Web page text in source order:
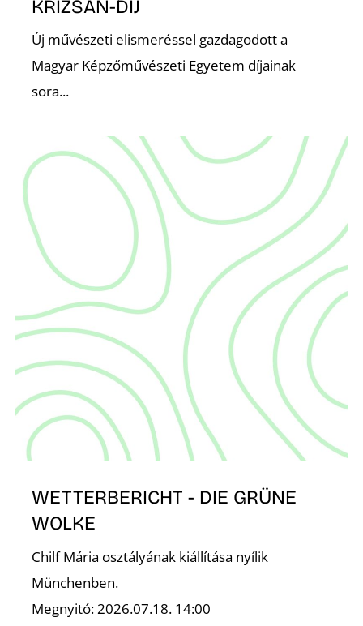
KRIZSÁN-DÍJ
Új művészeti elismeréssel gazdagodott a
Magyar Képzőművészeti Egyetem díjainak
sora...
WETTERBERICHT - DIE GRÜNE
WOLKE
Chilf Mária osztályának kiállítása nyílik
Münchenben.
Megnyitó: 2026.07.18. 14:00